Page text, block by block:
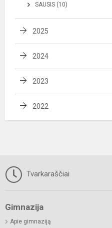
SAUSIS (10)
2025
2024
2023
2022
Tvarkaraščiai
Gimnazija
Apie gimnaziją